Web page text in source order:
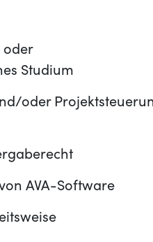
oder
Studium
oder
AVA-Software